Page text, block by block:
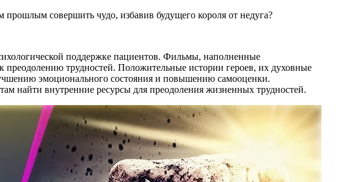
совершить чудо, избавив будущего короля от недуга?
поддержке пациентов. Фильмы, наполненные
трудностей. Положительные истории героев, их духовные
эмоционального состояния и повышению самооценки.
найти внутренние ресурсы для преодоления жизненных трудностей.